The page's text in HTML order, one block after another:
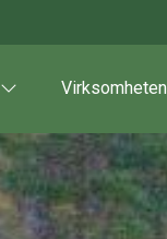
Virksomheten